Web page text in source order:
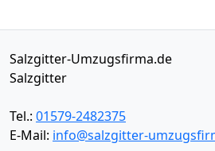
Salzgitter-Umzugsfirma.de
Salzgitter
Tel.: 01579-2482375
E-Mail: info@salzgitter-